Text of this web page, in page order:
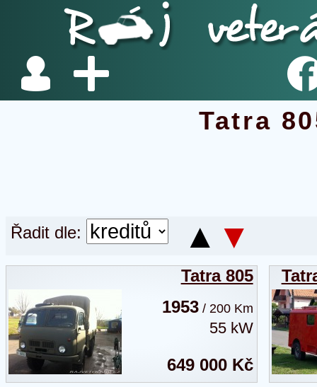
Tatra
Řadit dle: ▲ ▼
Tatra 805
1953/ 200 Km
55 kW
649 000 Kč